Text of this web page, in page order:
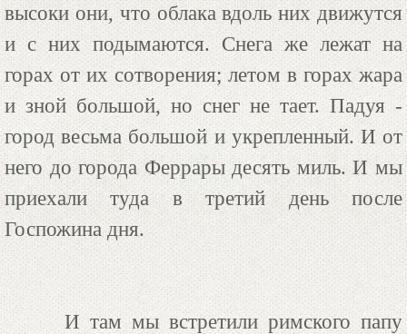
высоки они, что облака вдоль них движутся
и с них подымаются. Снега же лежат на
горах от их сотворения; летом в горах жара
и зной большой, но снег не тает. Падуя -
город весьма большой и укрепленный. И от
него до города Феррары десять миль. И мы
приехали туда в третий день после
Госпожина дня.
И там мы встретили римского папу